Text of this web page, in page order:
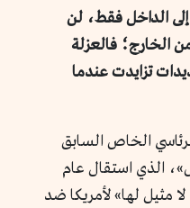
إلى الداخل فقط، لن
الخارج؛ فالعزلة
تزايدت عندما
الخاص السابق
الذي استقال عام
لا مثيل لها» لأمريكا ضد